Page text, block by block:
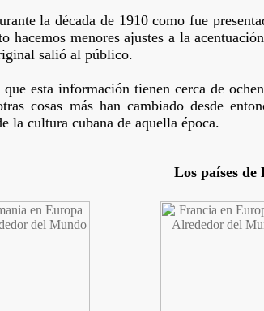
la década de 1910 como fue
hacemos menores ajustes a la
salió al público.
que esta información tienen cerca de
cosas más han cambiado desde
la cultura cubana de aquella época.
Los países de